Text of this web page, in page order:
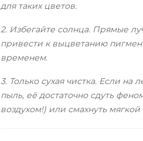
для таких цветов.
2. Избегайте солнца. Прямые
привести к выцветанию
временем.
3. Только сухая чистка. Если на
пыль, её достаточно сдуть
воздухом!) или смахнуть мягкой